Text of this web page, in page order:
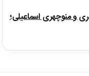
و منوچهری اسماعیلی؛